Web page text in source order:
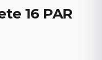
16 PAR